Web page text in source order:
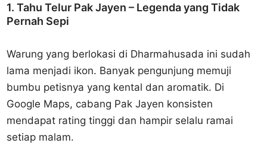
1. Tahu Telur Pak Jayen – Legenda yang Tidak
Pernah Sepi
Warung yang berlokasi di Dharmahusada ini sudah
lama menjadi ikon. Banyak pengunjung memuji
bumbu petisnya yang kental dan aromatik. Di
Google Maps, cabang Pak Jayen konsisten
mendapat rating tinggi dan hampir selalu ramai
setiap malam.